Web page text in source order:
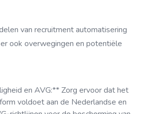
van recruitment automatisering
ook overwegingen en potentiële
en AVG:** Zorg ervoor dat het
voldoet aan de Nederlandse en